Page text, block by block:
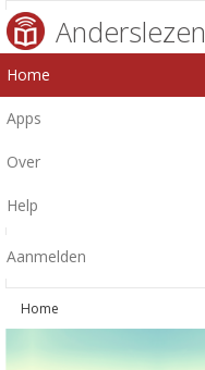
Anderslezen
Home
Apps
Over
Help
Aanmelden
Home